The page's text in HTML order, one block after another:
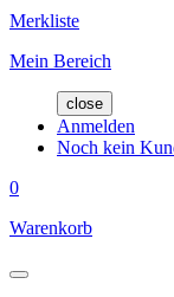
Merkliste
Mein Bereich
close
Anmelden
Noch kein
0
Warenkorb